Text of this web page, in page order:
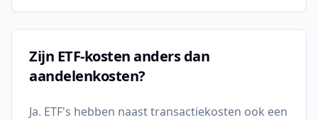
Zijn ETF-kosten anders dan
aandelenkosten?
Ja. ETF's hebben naast transactiekosten ook een